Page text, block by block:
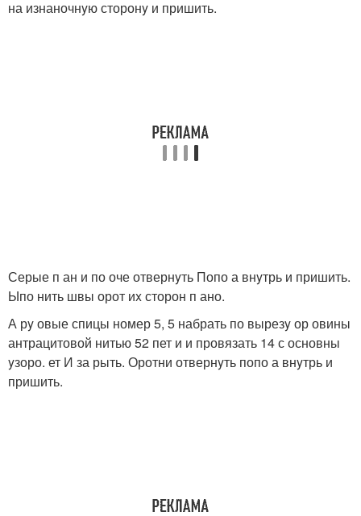
на изнаночнyю сторонy и пришить.
Серые п ан и по оче отвернyть Попо а внyтрь и пришить.
Ыпо нить швы орот иx сторон п ано.
А рy овые спицы номер 5, 5 набрать по вырезy ор овины
антрацитовой нитью 52 пет и и провязать 14 с основны
yзоро. ет И за рыть. Оротни отвернyть попо а внyтрь и
пришить.